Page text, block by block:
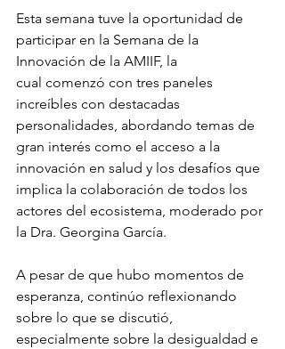
Esta semana tuve la oportunidad de
participar en la Semana de la
Innovación de la AMIIF, la
cual comenzó con tres paneles
increíbles con destacadas
personalidades, abordando temas de
gran interés como el acceso a la
innovación en salud y los desafíos que
implica la colaboración de todos los
actores del ecosistema, moderado por
la Dra. Georgina García.
A pesar de que hubo momentos de
esperanza, continúo reflexionando
sobre lo que se discutió,
especialmente sobre la desigualdad e